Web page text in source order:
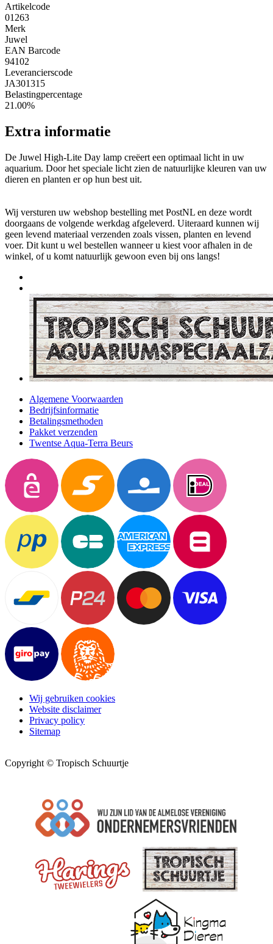
Artikelcode
01263
Merk
Juwel
EAN Barcode
94102
Leverancierscode
JA301315
Belastingpercentage
21.00%
Extra informatie
De Juwel High-Lite Day lamp creëert een optimaal licht in uw
aquarium. Door het speciale licht zien de natuurlijke kleuren van uw
dieren en planten er op hun best uit.
Wij versturen uw webshop bestelling met PostNL en deze wordt
doorgaans de volgende werkdag afgeleverd. Uiteraard kunnen wij
geen levend materiaal verzenden zoals vissen, planten en levend
voer. Dit kunt u wel bestellen wanneer u kiest voor afhalen in de
winkel, of u komt natuurlijk gewoon even bij ons langs!
Algemene Voorwaarden
Bedrijfsinformatie
Betalingsmethoden
Pakket verzenden
Twentse Aqua-Terra Beurs
Wij gebruiken cookies
Website disclaimer
Privacy policy
Sitemap
Copyright © Tropisch Schuurtje